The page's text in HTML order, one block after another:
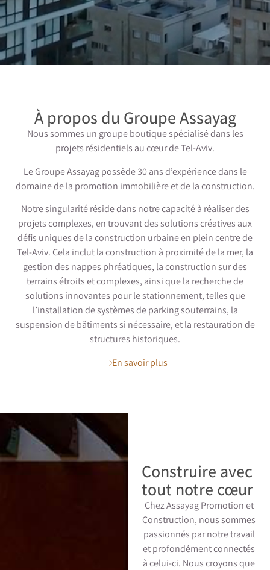
À propos du Groupe Assayag
Nous sommes un groupe boutique spécialisé dans les
projets résidentiels au cœur de Tel-Aviv.
Le Groupe Assayag possède 30 ans d’expérience dans le
domaine de la promotion immobilière et de la construction.
Notre singularité réside dans notre capacité à réaliser des
projets complexes, en trouvant des solutions créatives aux
défis uniques de la construction urbaine en plein centre de
Tel-Aviv. Cela inclut la construction à proximité de la mer, la
gestion des nappes phréatiques, la construction sur des
terrains étroits et complexes, ainsi que la recherche de
solutions innovantes pour le stationnement, telles que
l’installation de systèmes de parking souterrains, la
suspension de bâtiments si nécessaire, et la restauration de
structures historiques.
En savoir plus
Construire avec
tout notre cœur
Chez Assayag Promotion et
Construction, nous sommes
passionnés par notre travail
et profondément connectés
à celui-ci. Nous croyons que